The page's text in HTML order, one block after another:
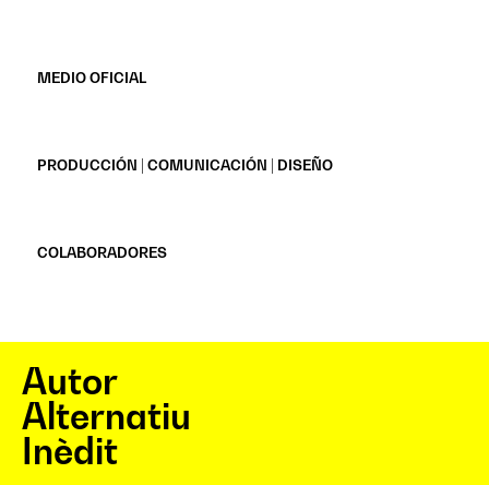
MEDIO OFICIAL
PRODUCCIÓN | COMUNICACIÓN | DISEÑO
COLABORADORES
Autor
Alternatiu
Inèdit